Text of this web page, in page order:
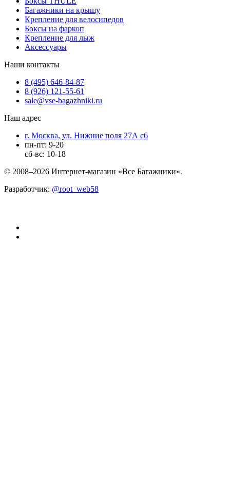
Багажники на крышу
Крепление для велосипедов
Боксы на фаркоп
Крепление для лыж
Аксессуары
Наши контакты
8 (495) 646-84-87
8 (926) 121-55-61
sale@vse-bagazhniki.ru
Наш адрес
г. Москва, ул. Нижние поля 27А с6
пн-пт: 9-20
сб-вс: 10-18
© 2008–2026 Интернет-магазин «Все Багажники».
Разработчик: @root_web58